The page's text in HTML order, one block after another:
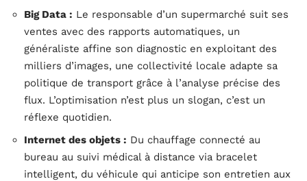
Big Data : Le responsable d’un supermarché suit ses
ventes avec des rapports automatiques, un
généraliste affine son diagnostic en exploitant des
milliers d’images, une collectivité locale adapte sa
politique de transport grâce à l’analyse précise des
flux. L’optimisation n’est plus un slogan, c’est un
réflexe quotidien.
Internet des objets : Du chauffage connecté au
bureau au suivi médical à distance via bracelet
intelligent, du véhicule qui anticipe son entretien aux